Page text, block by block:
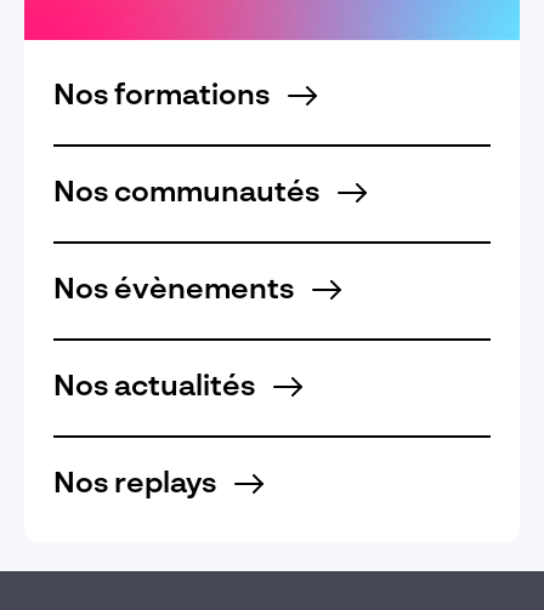
Nos formations
Nos communautés
Nos évènements
Nos actualités
Nos replays